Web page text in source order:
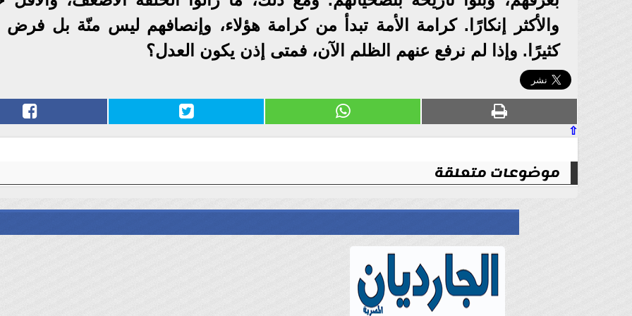
والأكثر إنكارًا. كرامة الأمة تبدأ من كرامة هؤلاء، وإنصافهم ليس منّة بل فرض
كثيرًا. وإذا لم نرفع عنهم الظلم الآن، فمتى إذن يكون العدل؟
⇧
موضوعات متعلقة